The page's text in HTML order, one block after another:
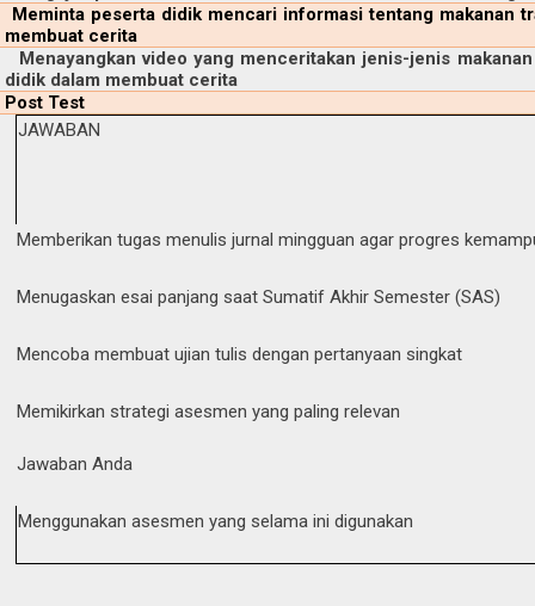
Meminta peserta didik mencari informasi tentang makanan
membuat cerita
Menayangkan video yang menceritakan jenis-jenis
didik dalam membuat cerita
Post Test
JAWABAN
Memberikan tugas menulis jurnal mingguan agar progres
Menugaskan esai panjang saat Sumatif Akhir Semester (SAS)
Mencoba membuat ujian tulis dengan pertanyaan singkat
Memikirkan strategi asesmen yang paling relevan
Jawaban Anda
Menggunakan asesmen yang selama ini digunakan